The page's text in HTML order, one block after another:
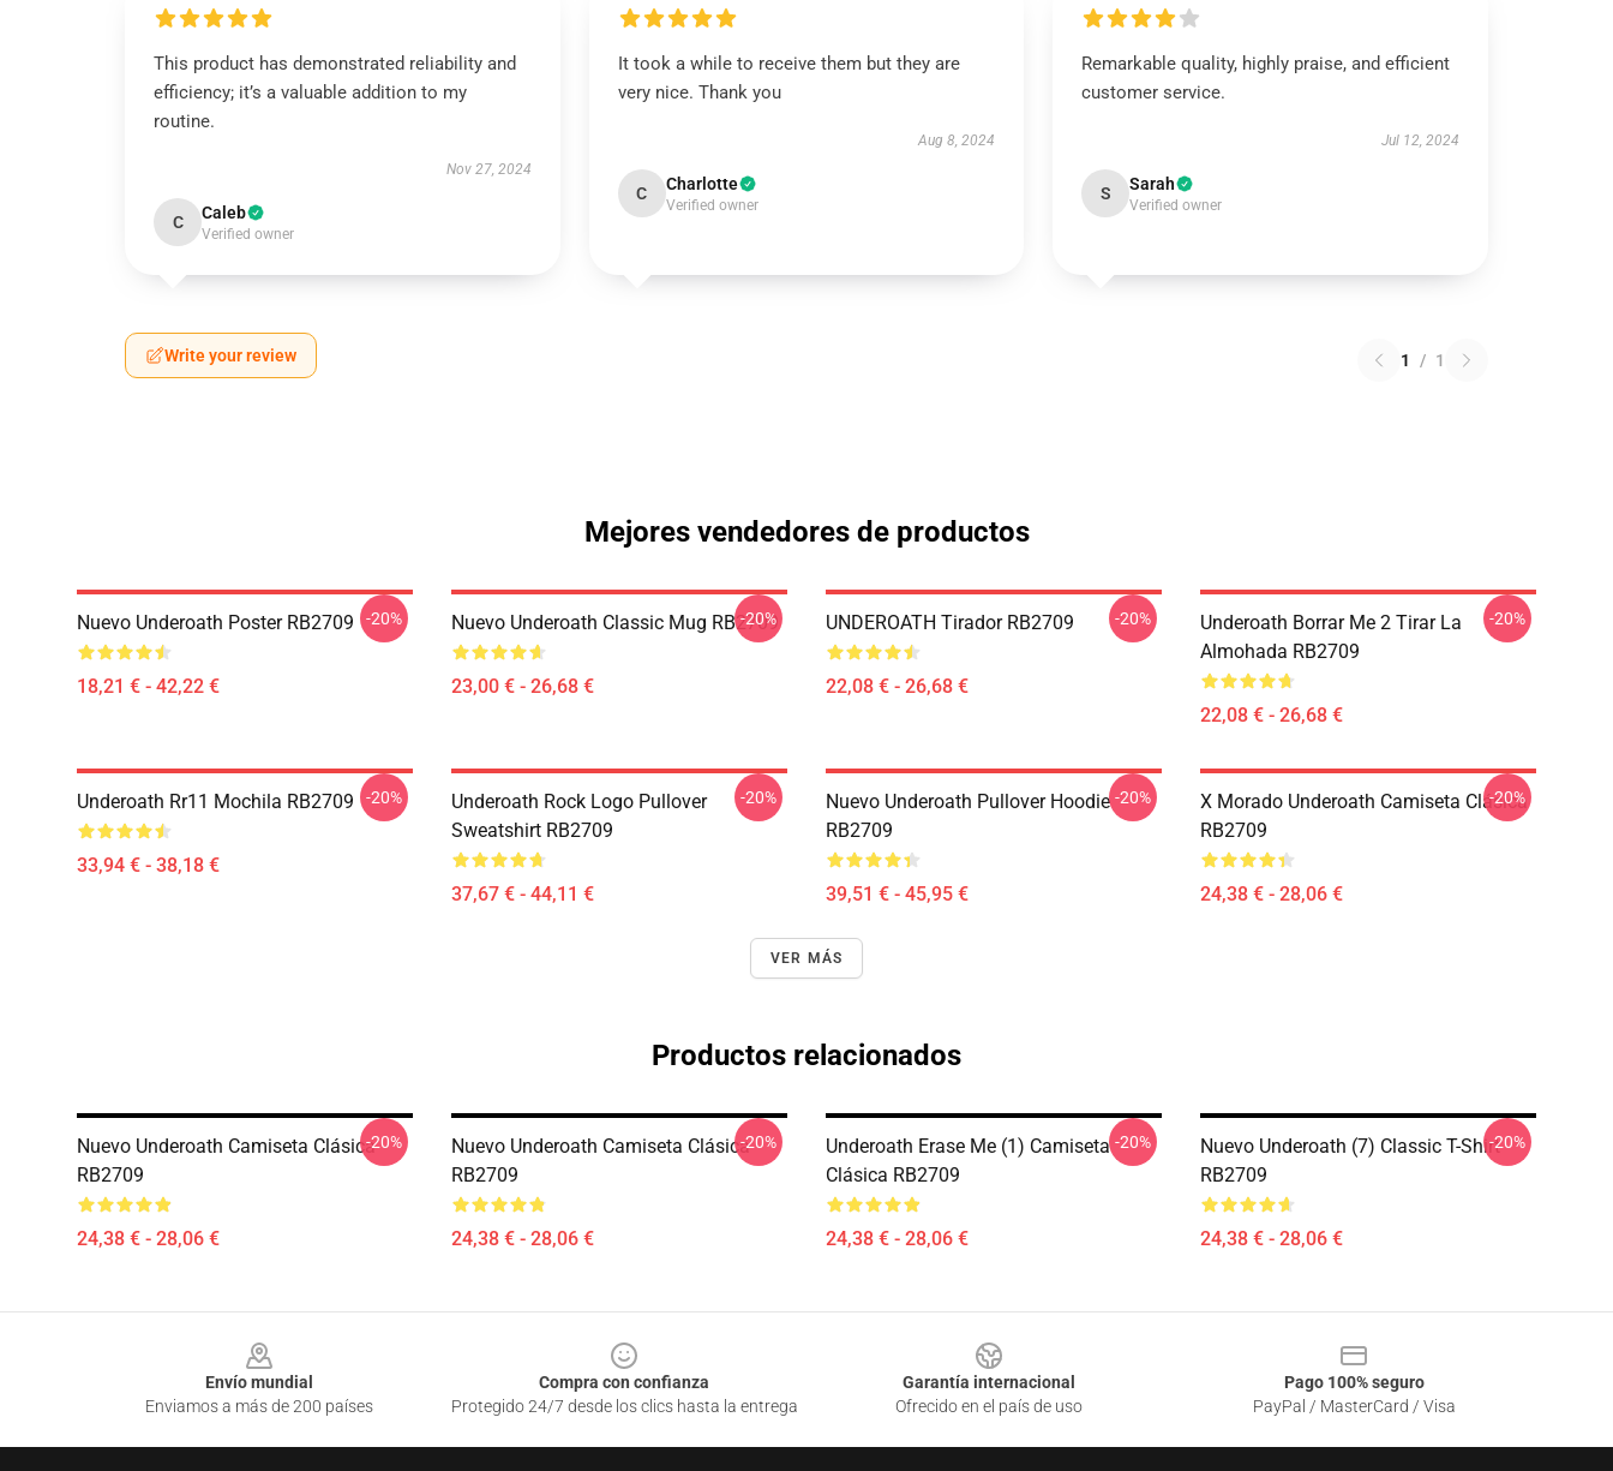
This product has demonstrated reliability and
efficiency; it’s a valuable addition to my
routine.
Nov 27, 2024
C Caleb
Verified owner
It took a while to receive them but they are
very nice. Thank you
Aug 8, 2024
C Charlotte
Verified owner
Remarkable quality, highly praise, and efficient
customer service.
Jul 12, 2024
S Sarah
Verified owner
Write your review 1 / 1
Mejores vendedores de productos
Nuevo Underoath Poster RB2709
18,21 € - 42,22 €
-20% Nuevo Underoath Classic Mug RB2709
23,00 € - 26,68 €
-20% UNDEROATH Tirador RB2709
22,08 € - 26,68 €
-20%
Underoath Borrar Me 2 Tirar La
Almohada RB2709
22,08 € - 26,68 €
-20%
Underoath Rr11 Mochila RB2709
33,94 € - 38,18 €
-20%
Underoath Rock Logo Pullover
Sweatshirt RB2709
37,67 € - 44,11 €
-20%
Nuevo Underoath Pullover Hoodie
RB2709
39,51 € - 45,95 €
-20%
X Morado Underoath Camiseta Clásica
RB2709
24,38 € - 28,06 €
-20%
VER MÁS
Productos relacionados
Nuevo Underoath Camiseta Clásica
RB2709
24,38 € - 28,06 €
-20%
Nuevo Underoath Camiseta Clásica
RB2709
24,38 € - 28,06 €
-20%
Underoath Erase Me (1) Camiseta
Clásica RB2709
24,38 € - 28,06 €
-20%
Nuevo Underoath (7) Classic T-Shirt
RB2709
24,38 € - 28,06 €
-20%
Envío mundial
Enviamos a más de 200 países
Compra con confianza
Protegido 24/7 desde los clics hasta la entrega
Garantía internacional
Ofrecido en el país de uso
Pago 100% seguro
PayPal / MasterCard / Visa